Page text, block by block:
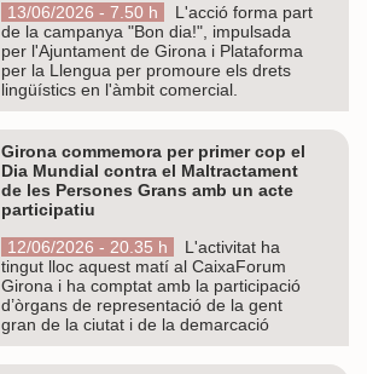
13/06/2026 - 7.50 h
L'acció forma part
de la campanya "Bon dia!", impulsada
per l'Ajuntament de Girona i Plataforma
per la Llengua per promoure els drets
lingüístics en l'àmbit comercial.
Girona commemora per primer cop el
Dia Mundial contra el Maltractament
de les Persones Grans amb un acte
participatiu
12/06/2026 - 20.35 h
L'activitat ha
tingut lloc aquest matí al CaixaForum
Girona i ha comptat amb la participació
d’òrgans de representació de la gent
gran de la ciutat i de la demarcació